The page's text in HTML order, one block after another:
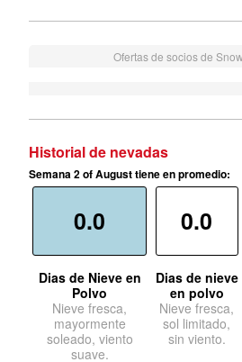
Ofertas de socios de
Historial de nevadas
Semana 2 of August tiene en promedio:
0.0
Dias de Nieve en
Polvo
Nieve fresca,
mayormente
soleado, viento
suave.
0.0
Dias de nieve
en polvo
Nieve fresca,
sol limitado,
sin viento.